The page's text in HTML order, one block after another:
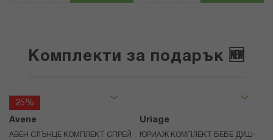
Комплекти за подарък 🆕
25%
Avene
АВЕН СЛЪНЦЕ КОМПЛЕКТ СПРЕЙ
Uriage
ЮРИАЖ КОМПЛЕКТ БЕБЕ ДУШ-